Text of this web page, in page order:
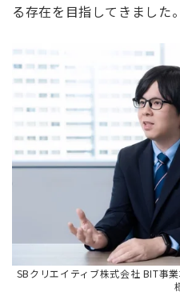
る存在を目指してきました。
SBクリエイティブ株式会社 BIT事